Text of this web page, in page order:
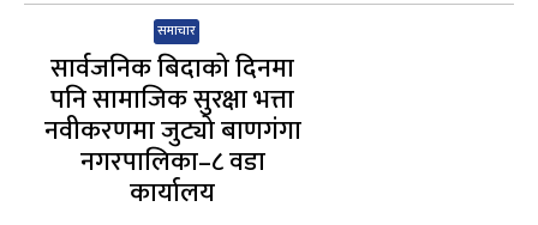
समाचार
सार्वजनिक बिदाको दिनमा
पनि सामाजिक सुरक्षा भत्ता
नवीकरणमा जुट्यो बाणगंगा
नगरपालिका–८ वडा
कार्यालय